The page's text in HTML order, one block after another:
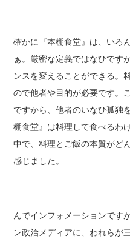
確かに『本棚食堂』は、いろ
ぁ。厳密な定義ではなひです
ンスを変えることができる。
ので他者や目的が必要です。
ですから、他者のいなひ孤独
棚食堂』は料理して食べるわ
中で、料理とご飯の本質がど
感じました。
んでインフォメーションです
ン政治メディアに、われらが